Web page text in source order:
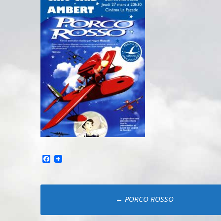
Facebook
Poste
navigation
← PORCO ROSSO